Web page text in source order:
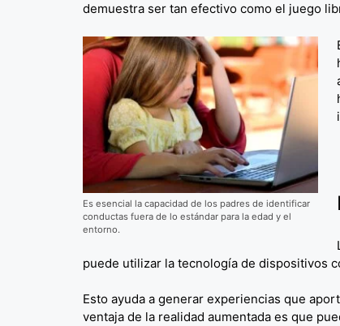
demuestra ser tan efectivo como el juego
Es esencial la capacidad de los padres de identificar
conductas fuera de lo estándar para la edad y el
entorno.
puede utilizar la tecnología de dispositivos
Esto ayuda a generar experiencias que
ventaja de la realidad aumentada es que